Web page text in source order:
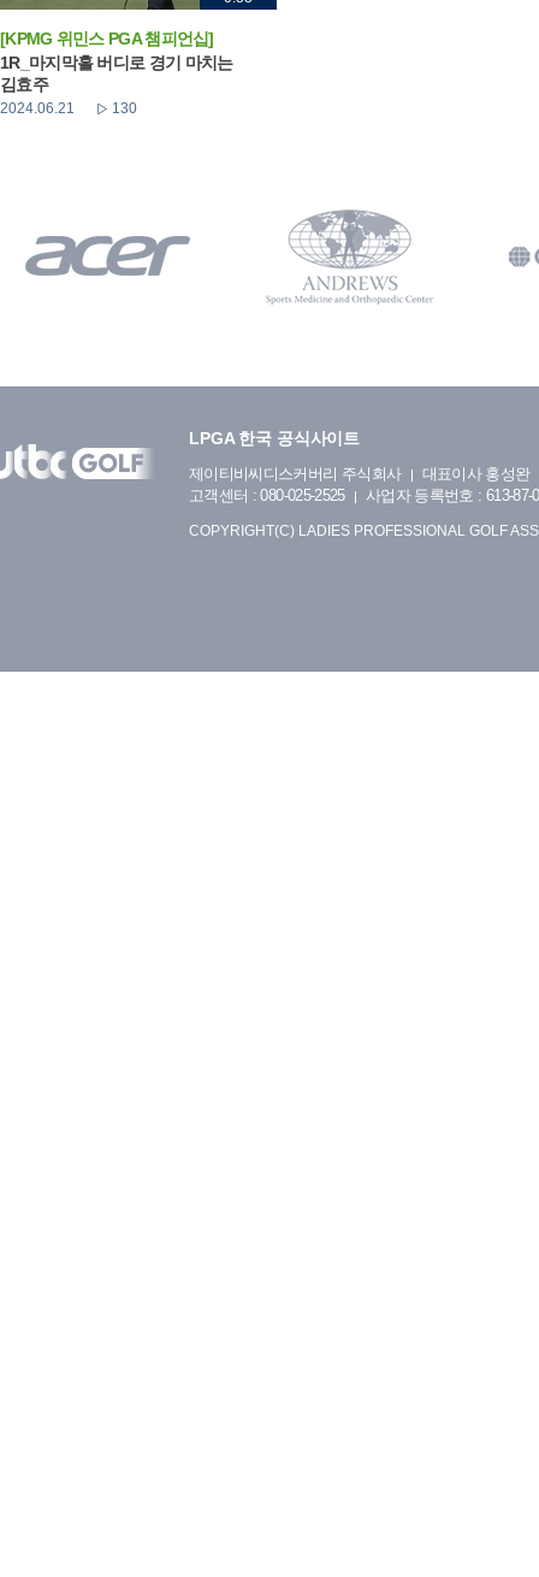
[KPMG 위민스 PGA 챔피언십]
1R_마지막홀 버디로 경기 마치는
김효주
2024.06.21 130
LPGA 한국 공식사이트
제이티비씨디스커버리 주식회사
대표이사 홍성완
고객센터 : 080-025-2525
사업자 등록번호 : 613-87-
COPYRIGHT(C) LADIES PROFESSIONAL GOLF